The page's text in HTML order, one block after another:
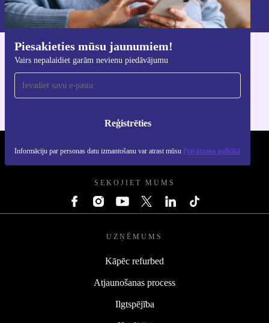
Piesakieties mūsu jaunumiem!
Vairs nepalaidiet garām nevienu piedāvājumu
Reģistrēties
Informāciju par personas datu izmantošanu var atrast mūsu Privātuma politikā
Privātuma politikā.
Lejupielādējiet refurbed lietotni
iOS un Android ierīcēm
REFURBED LATVIJA - RETHINK NEW.
SEKOJIET MUMS
UZŅĒMUMS
Kāpēc refurbed
Atjaunošanas process
Ilgtspējība